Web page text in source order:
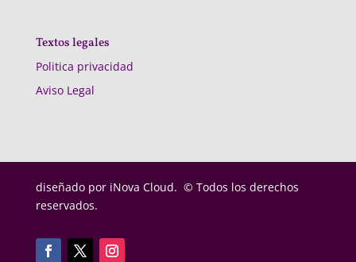
Textos legales
Politica privacidad
Aviso Legal
diseñado por iNova Cloud. © Todos los derechos
reservados.